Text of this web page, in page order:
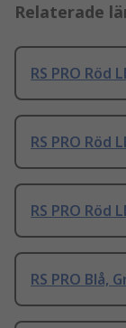
Relaterade
RS PRO Röd
RS PRO Röd
RS PRO Röd
RS PRO Blå,